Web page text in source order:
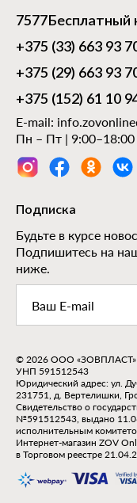
7577
+375 (33) 663 93
+375 (29) 663 93
+375 (152) 61 10
E-mail:
Пн – Пт | 9:00–18:00
Подписка
Будьте в курсе
Подпишитесь на
ниже.
© 2026 ООО «ЗОВПЛАСТ»
УНП 591512543
Юридический адрес: ул.
231751, д. Вертелишки,
Свидетельство о
№591512543, выдано
исполнительным
Интернет-магазин ZOV
в Торговом реестре